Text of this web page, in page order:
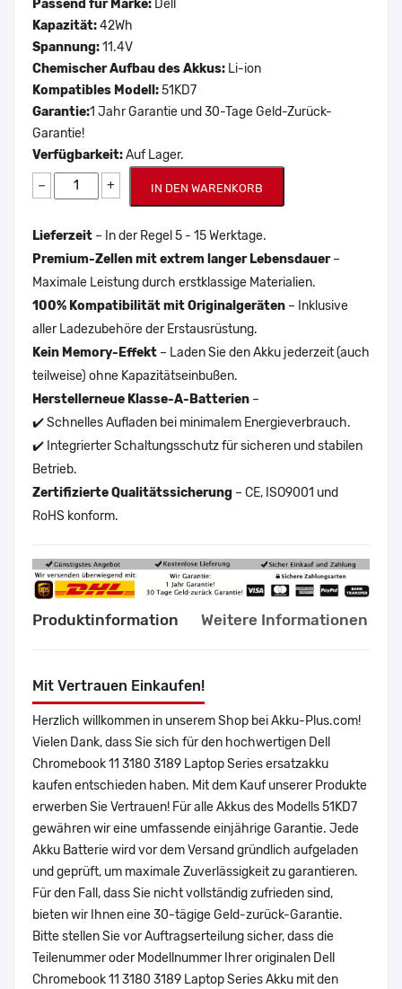
Passend für Marke: Dell
Kapazität:42Wh
Spannung:11.4V
Chemischer Aufbau des Akkus: Li-ion
Kompatibles Modell:51KD7
Garantie:1 Jahr Garantie und 30-Tage Geld-Zurück-
Garantie!
Verfügbarkeit:Auf Lager.
− + IN DEN WARENKORB
Lieferzeit – In der Regel 5 - 15 Werktage.
Premium-Zellen mit extrem langer Lebensdauer–
Maximale Leistung durch erstklassige Materialien.
100% Kompatibilität mit Originalgeräten – Inklusive
aller Ladezubehöre der Erstausrüstung.
Kein Memory-Effekt – Laden Sie den Akku jederzeit (auch
teilweise) ohne Kapazitätseinbußen.
Herstellerneue Klasse-A-Batterien –
✔️ Schnelles Aufladen bei minimalem Energieverbrauch.
✔️ Integrierter Schaltungsschutz für sicheren und stabilen
Betrieb.
Zertifizierte Qualitätssicherung – CE, ISO9001 und
RoHS konform.
Produktinformation Weitere Informationen
Mit Vertrauen Einkaufen!
Herzlich willkommen in unserem Shop bei Akku-Plus.com!
Vielen Dank, dass Sie sich für den hochwertigen Dell
Chromebook 11 3180 3189 Laptop Series ersatzakku
kaufen entschieden haben. Mit dem Kauf unserer Produkte
erwerben Sie Vertrauen! Für alle Akkus des Modells 51KD7
gewähren wir eine umfassende einjährige Garantie. Jede
Akku Batterie wird vor dem Versand gründlich aufgeladen
und geprüft, um maximale Zuverlässigkeit zu garantieren.
Für den Fall, dass Sie nicht vollständig zufrieden sind,
bieten wir Ihnen eine 30-tägige Geld-zurück-Garantie.
Bitte stellen Sie vor Auftragserteilung sicher, dass die
Teilenummer oder Modellnummer Ihrer originalen Dell
Chromebook 11 3180 3189 Laptop Series Akku mit den